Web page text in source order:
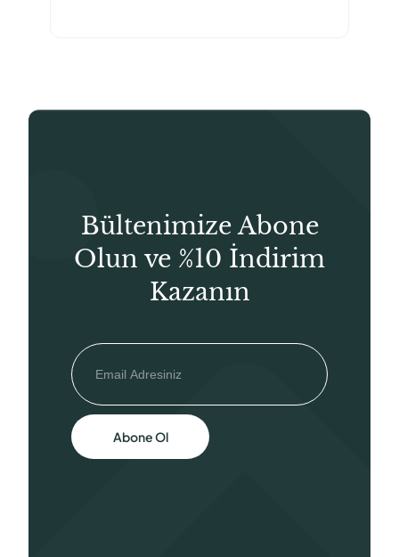
Bültenimize Abone
Olun ve %10 İndirim
Kazanın
Abone Ol